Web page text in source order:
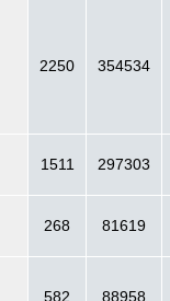
2250 354534
1511 297303
268 81619
582 88958